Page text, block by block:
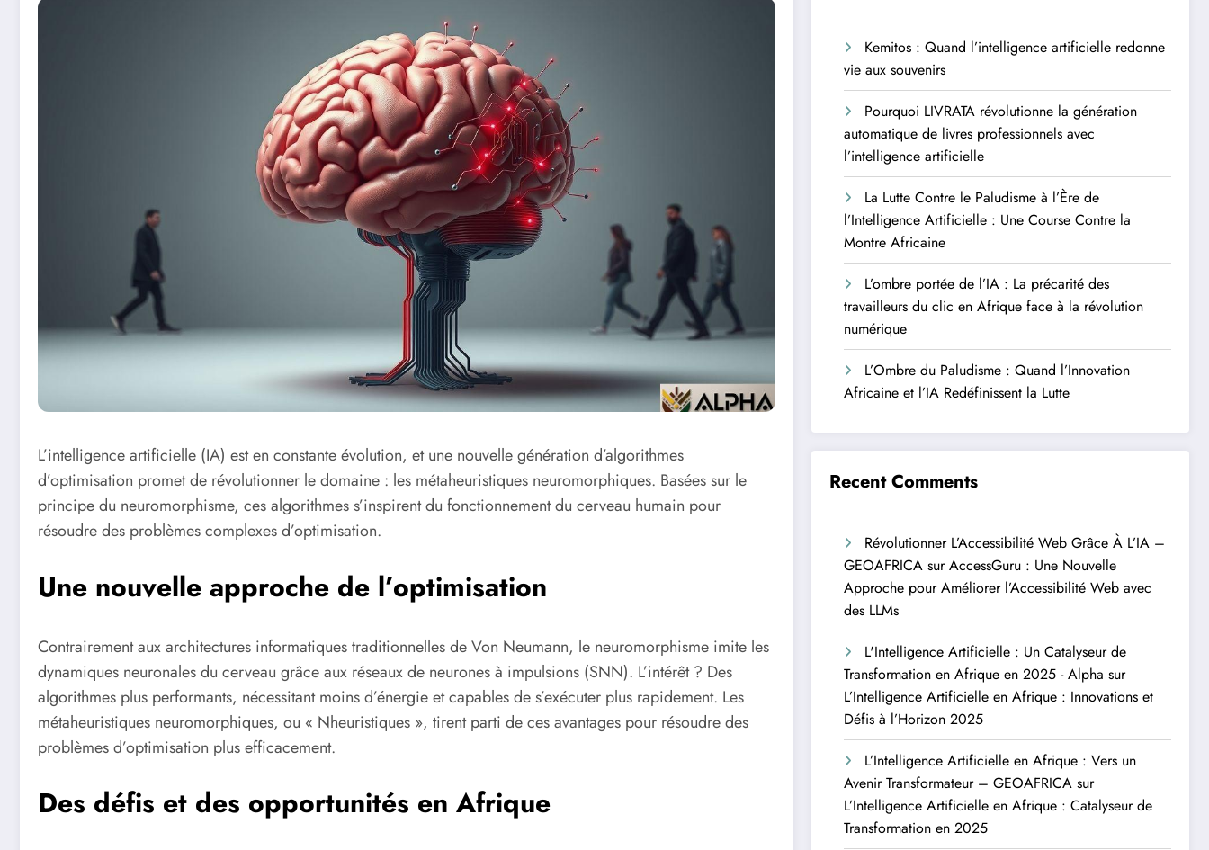
L’intelligence artificielle (IA) est en constante évolution, et une nouvelle génération d’algorithmes
d’optimisation promet de révolutionner le domaine : les métaheuristiques neuromorphiques. Basées sur le
principe du neuromorphisme, ces algorithmes s’inspirent du fonctionnement du cerveau humain pour
résoudre des problèmes complexes d’optimisation.
Une nouvelle approche de l’optimisation
Contrairement aux architectures informatiques traditionnelles de Von Neumann, le neuromorphisme imite les
dynamiques neuronales du cerveau grâce aux réseaux de neurones à impulsions (SNN). L’intérêt ? Des
algorithmes plus performants, nécessitant moins d’énergie et capables de s’exécuter plus rapidement. Les
métaheuristiques neuromorphiques, ou « Nheuristiques », tirent parti de ces avantages pour résoudre des
problèmes d’optimisation plus efficacement.
Des défis et des opportunités en Afrique
Kemitos : Quand l’intelligence artificielle redonne
vie aux souvenirs
Pourquoi LIVRATA révolutionne la génération
automatique de livres professionnels avec
l’intelligence artificielle
La Lutte Contre le Paludisme à l’Ère de
l’Intelligence Artificielle : Une Course Contre la
Montre Africaine
L’ombre portée de l’IA : La précarité des
travailleurs du clic en Afrique face à la révolution
numérique
L’Ombre du Paludisme : Quand l’Innovation
Africaine et l’IA Redéfinissent la Lutte
Recent Comments
Révolutionner L’Accessibilité Web Grâce À L’IA –
GEOAFRICA surAccessGuru : Une Nouvelle
Approche pour Améliorer l’Accessibilité Web avec
des LLMs
L'Intelligence Artificielle : Un Catalyseur de
Transformation en Afrique en 2025 - Alpha sur
L’Intelligence Artificielle en Afrique : Innovations et
Défis à l’Horizon 2025
L’Intelligence Artificielle en Afrique : Vers un
Avenir Transformateur – GEOAFRICA sur
L’Intelligence Artificielle en Afrique : Catalyseur de
Transformation en 2025